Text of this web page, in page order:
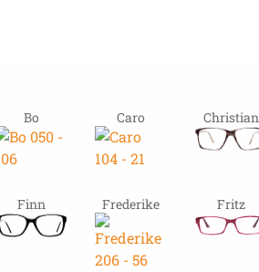
Bo Caro Christian
Finn Frederike Fritz